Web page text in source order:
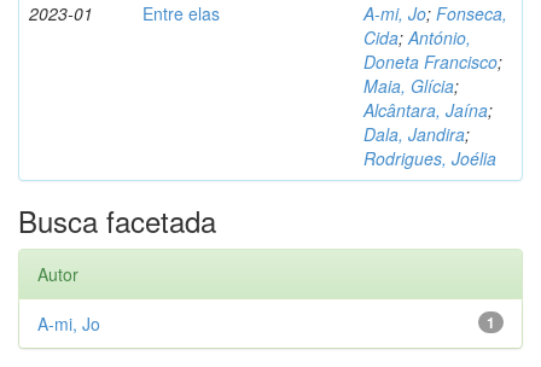
2023-01 Entre elas A-mi, Jo; Fonseca,
Cida;António,
Doneta Francisco;
Maia, Glícia;
Alcântara, Jaína;
Dala, Jandira;
Rodrigues, Joélia
Busca facetada
Autor
1
A-mi, Jo